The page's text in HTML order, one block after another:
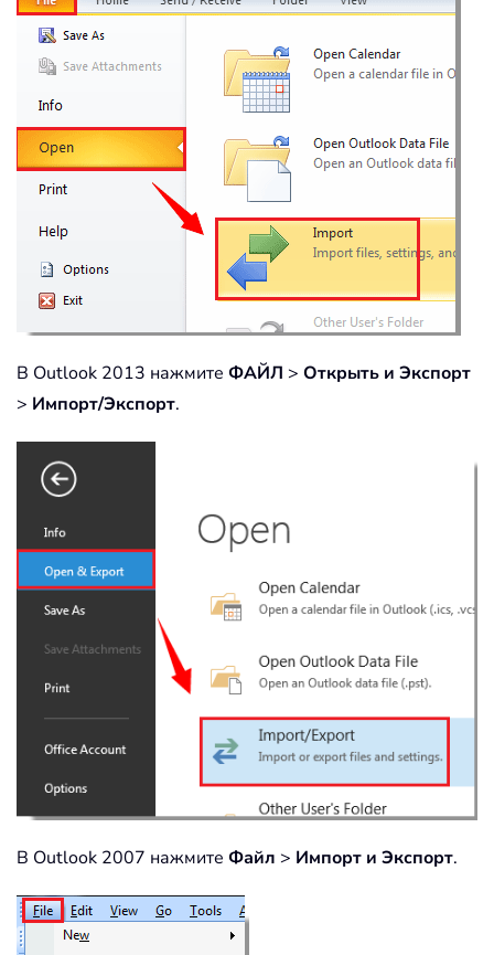
В Outlook 2013 нажмите ФАЙЛ > Открыть и Экспорт
> Импорт/Экспорт.
В Outlook 2007 нажмите Файл > Импорт и Экспорт.